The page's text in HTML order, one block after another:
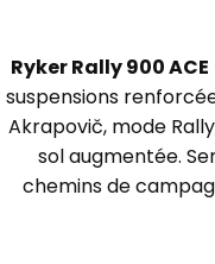
Ryker Rally 900 ACE
suspensions
Akrapovič, mode
sol augmentée.
chemins de